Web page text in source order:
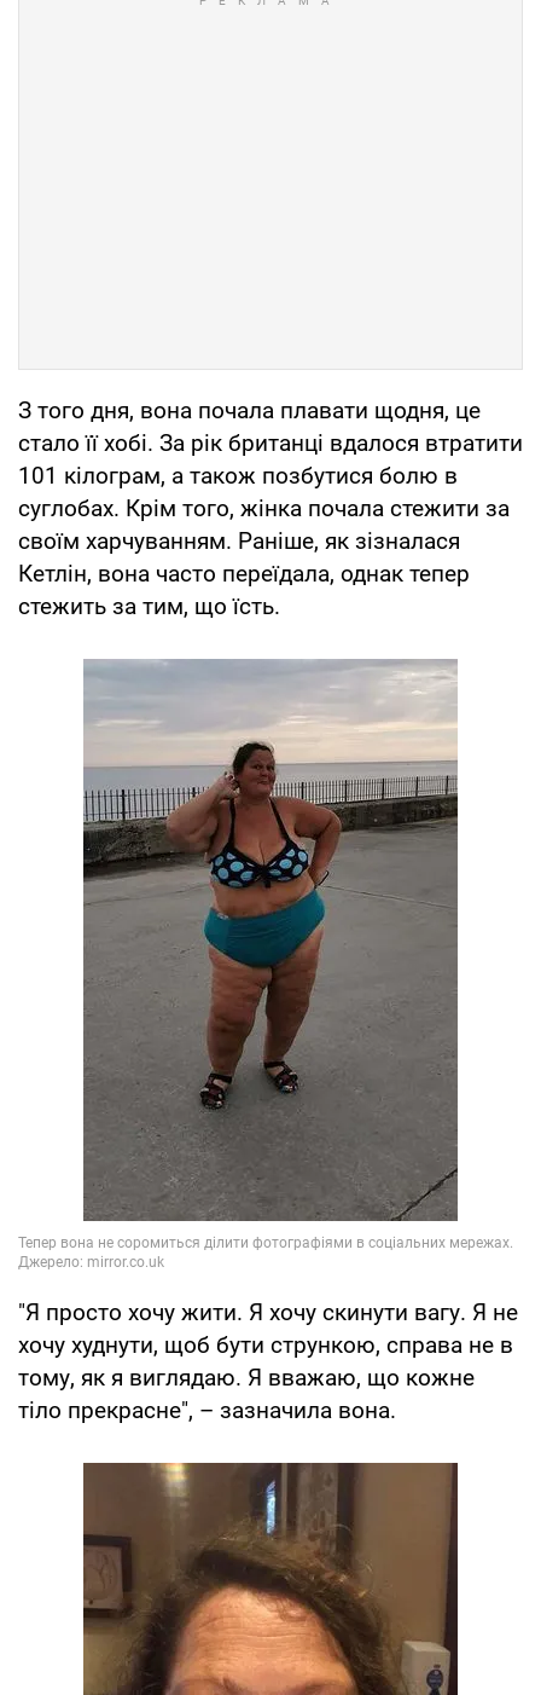
З того дня, вона почала плавати щодня, це
стало її хобі. За рік британці вдалося втратити
101 кілограм, а також позбутися болю в
суглобах. Крім того, жінка почала стежити за
своїм харчуванням. Раніше, як зізналася
Кетлін, вона часто переїдала, однак тепер
стежить за тим, що їсть.
"Я просто хочу жити. Я хочу скинути вагу. Я не
хочу худнути, щоб бути стрункою, справа не в
тому, як я виглядаю. Я вважаю, що кожне
тіло прекрасне", – зазначила вона.